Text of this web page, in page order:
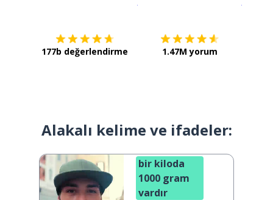
177b değerlendirme 1.47M yorum
Alakalı kelime ve ifadeler:
bir kiloda
1000 gram
vardır